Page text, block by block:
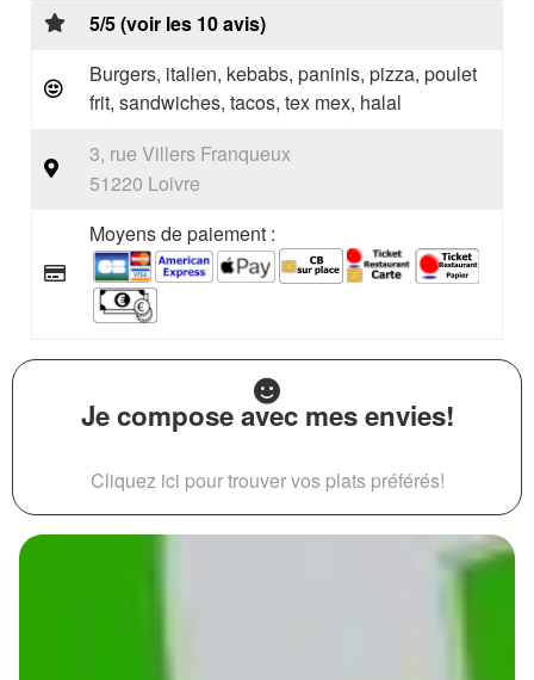
5/5 (voir les 10 avis)
Burgers, italien, kebabs, paninis, pizza, poulet
frit, sandwiches, tacos, tex mex, halal
3, rue Villers Franqueux
51220 Loivre
Moyens de paiement :
Je compose avec mes envies!
Cliquez ici pour trouver vos plats préférés!